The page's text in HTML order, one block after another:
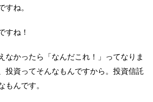
すね。
すね！
なかったら「なんだこれ！」ってなりま
投資ってそんなもんですから。投資信託
もんです。